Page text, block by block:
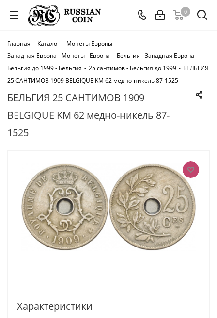
0
Главная - Каталог - Монеты Европы -
Западная Европа - Монеты - Европа - Бельгия - Западная Европа -
Бельгия до 1999 - Бельгия - 25 сантимов - Бельгия до 1999 - БЕЛЬГИЯ
25 САНТИМОВ 1909 BELGIQUE KM 62 медно-никель 87-1525
БЕЛЬГИЯ 25 САНТИМОВ 1909
BELGIQUE KM 62 медно-никель 87-
1525
Характеристики